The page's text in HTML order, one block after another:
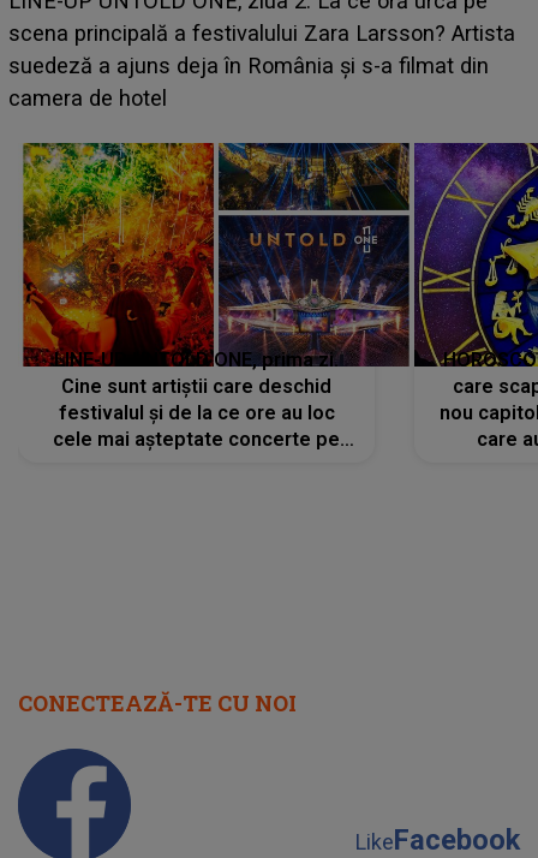
luat prin surprindere pe Emanuel. CINE ESTE
BĂIATUL VIZAT de Alexandra?! Aflându-se în fața
faptului împlinit, A RECUNOSCUT IMEDIAT: "Am
LINE-UP UNTOLD ONE, prima zi.
Cine sunt artiștii care deschid
festivalul și de la ce ore au loc
cele mai așteptate concerte pe
care
nou
care
CONECTEAZĂ-TE CU NOI
LikeFacebook